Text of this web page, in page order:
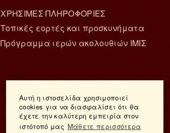
Αυτή η ιστοσελίδα χρησιμοποιεί
cookies για να διασφαλίσει ότι θα
έχετε την καλύτερη εμπειρία στον
ιστότοπό μας Μάθετε περισσότερα
ΧΡΗΣΙΜΕΣ ΠΛΗΡΟΦΟΡΙΕΣ
Τοπικές εορτές και προσκυνήματα
Πρόγραμμα ιερών ακολουθιών ΙΜΙΣ